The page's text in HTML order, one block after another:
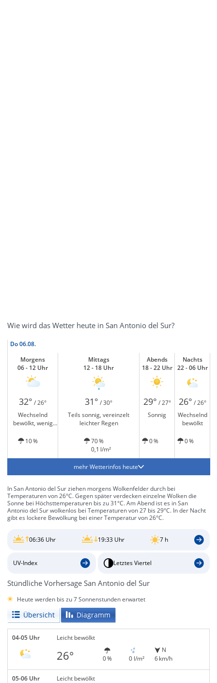
Wie wird das Wetter heute in San Antonio del Sur?
Do06.08.
Morgens
06 - 12 Uhr
Mittags
12 - 18 Uhr
Abends
18 - 22 Uhr
Nachts
22 - 06 Uhr
32° / 26° 31° / 30° 29° / 27° 26° / 26°
Wechselnd
bewölkt, wenig
Teils sonnig, vereinzelt
leichter Regen
Sonnig
Wechselnd
bewölkt
10 %
70 %
0,1 l/m²
0 % 0 %
mehr Wetterinfos heute
In San Antonio del Sur ziehen morgens Wolkenfelder durch bei
Temperaturen von 26°C. Gegen später verdecken einzelne Wolken die
Sonne bei Höchsttemperaturen bis zu 31°C. Am Abend ist es in San
Antonio del Sur wolkenlos bei Temperaturen von 27 bis 29°C. In der Nacht
gibt es lockere Bewölkung bei einer Temperatur von 26°C.
06:36 Uhr 19:33 Uhr 7 h
UV-Index Letztes Viertel
Stündliche Vorhersage San Antonio del Sur
Heute werden bis zu 7 Sonnenstunden erwartet
Übersicht Diagramm
04-05 Uhr Leicht bewölkt
26° 0 % 0 l/m²
N
6 km/h
05-06 Uhr Leicht bewölkt